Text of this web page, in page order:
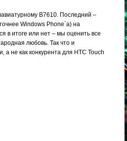
B7610. Последний –
Windows Phone`а) на
в итоге или нет – мы оценить все
любовь. Так что и
не как конкурента для HTC Touch